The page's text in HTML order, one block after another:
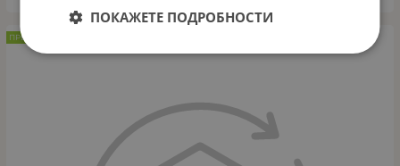
ПРЕПОРЪЧАН
ПОКАЖЕТЕ ПОДРОБНОСТИ